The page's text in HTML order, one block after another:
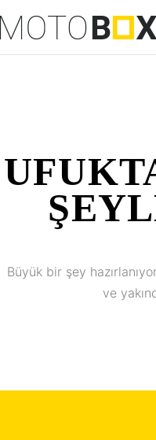
Büyük bir şey
ve